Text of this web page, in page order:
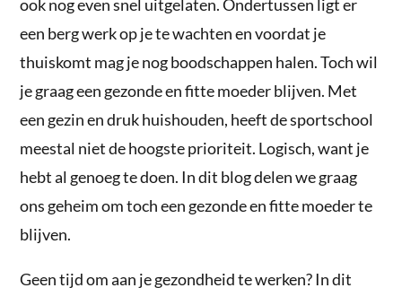
ook nog even snel uitgelaten. Ondertussen ligt er
een berg werk op je te wachten en voordat je
thuiskomt mag je nog boodschappen halen. Toch wil
je graag een gezonde en fitte moeder blijven. Met
een gezin en druk huishouden, heeft de sportschool
meestal niet de hoogste prioriteit. Logisch, want je
hebt al genoeg te doen. In dit blog delen we graag
ons geheim om toch een gezonde en fitte moeder te
blijven.
Geen tijd om aan je gezondheid te werken? In dit